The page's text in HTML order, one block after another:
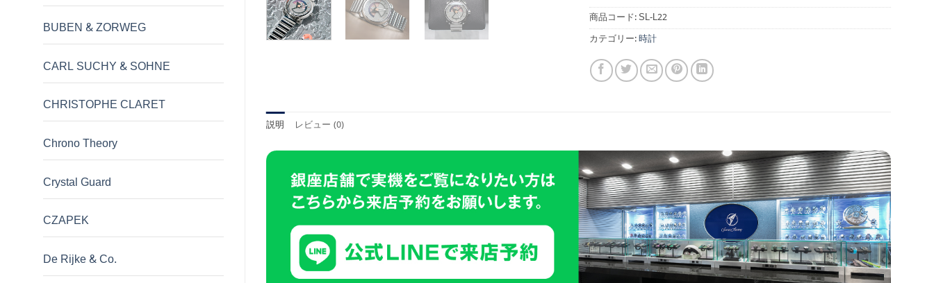
BUBEN & ZORWEG
CARL SUCHY & SOHNE
CHRISTOPHE CLARET
Chrono Theory
Crystal Guard
CZAPEK
De Rijke & Co.
商品コード:SL-L22
カテゴリー:時計
説明 レビュー (0)